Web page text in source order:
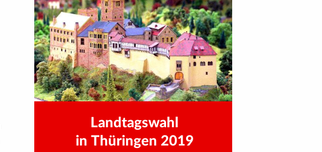
Landtagswahl
in Thüringen 2019